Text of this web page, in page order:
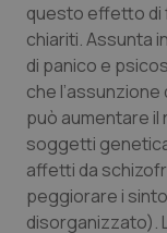
Tumori del
Tumori
Ulcera &
Vaccini
questo effetto di
chiariti. Assunta
di panico e
che
può aumentare il
soggetti
affetti da
peggiorare i
disorganizzato).